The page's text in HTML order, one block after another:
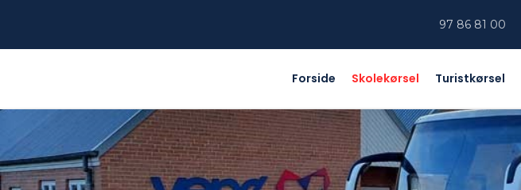
97 86 81 00​
Forside Skolekørsel Turistkørsel